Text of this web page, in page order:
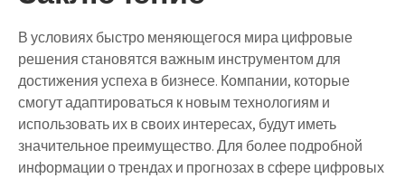
В условиях быстро меняющегося мира цифровые
решения становятся важным инструментом для
достижения успеха в бизнесе. Компании, которые
смогут адаптироваться к новым технологиям и
использовать их в своих интересах, будут иметь
значительное преимущество. Для более подробной
информации о трендах и прогнозах в сфере цифровых